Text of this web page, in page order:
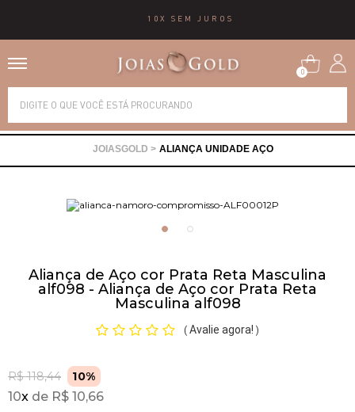
10X SEM JUROS
0
ALIANÇA UNIDADE AÇO
Aliança de Aço cor Prata Reta Masculina
alf098 - Aliança de Aço cor Prata Reta
Masculina alf098
( Avalie agora! )
R$ 118,44 10%
10x R$ 10,66
Alianças
Brincos
Pulseiras